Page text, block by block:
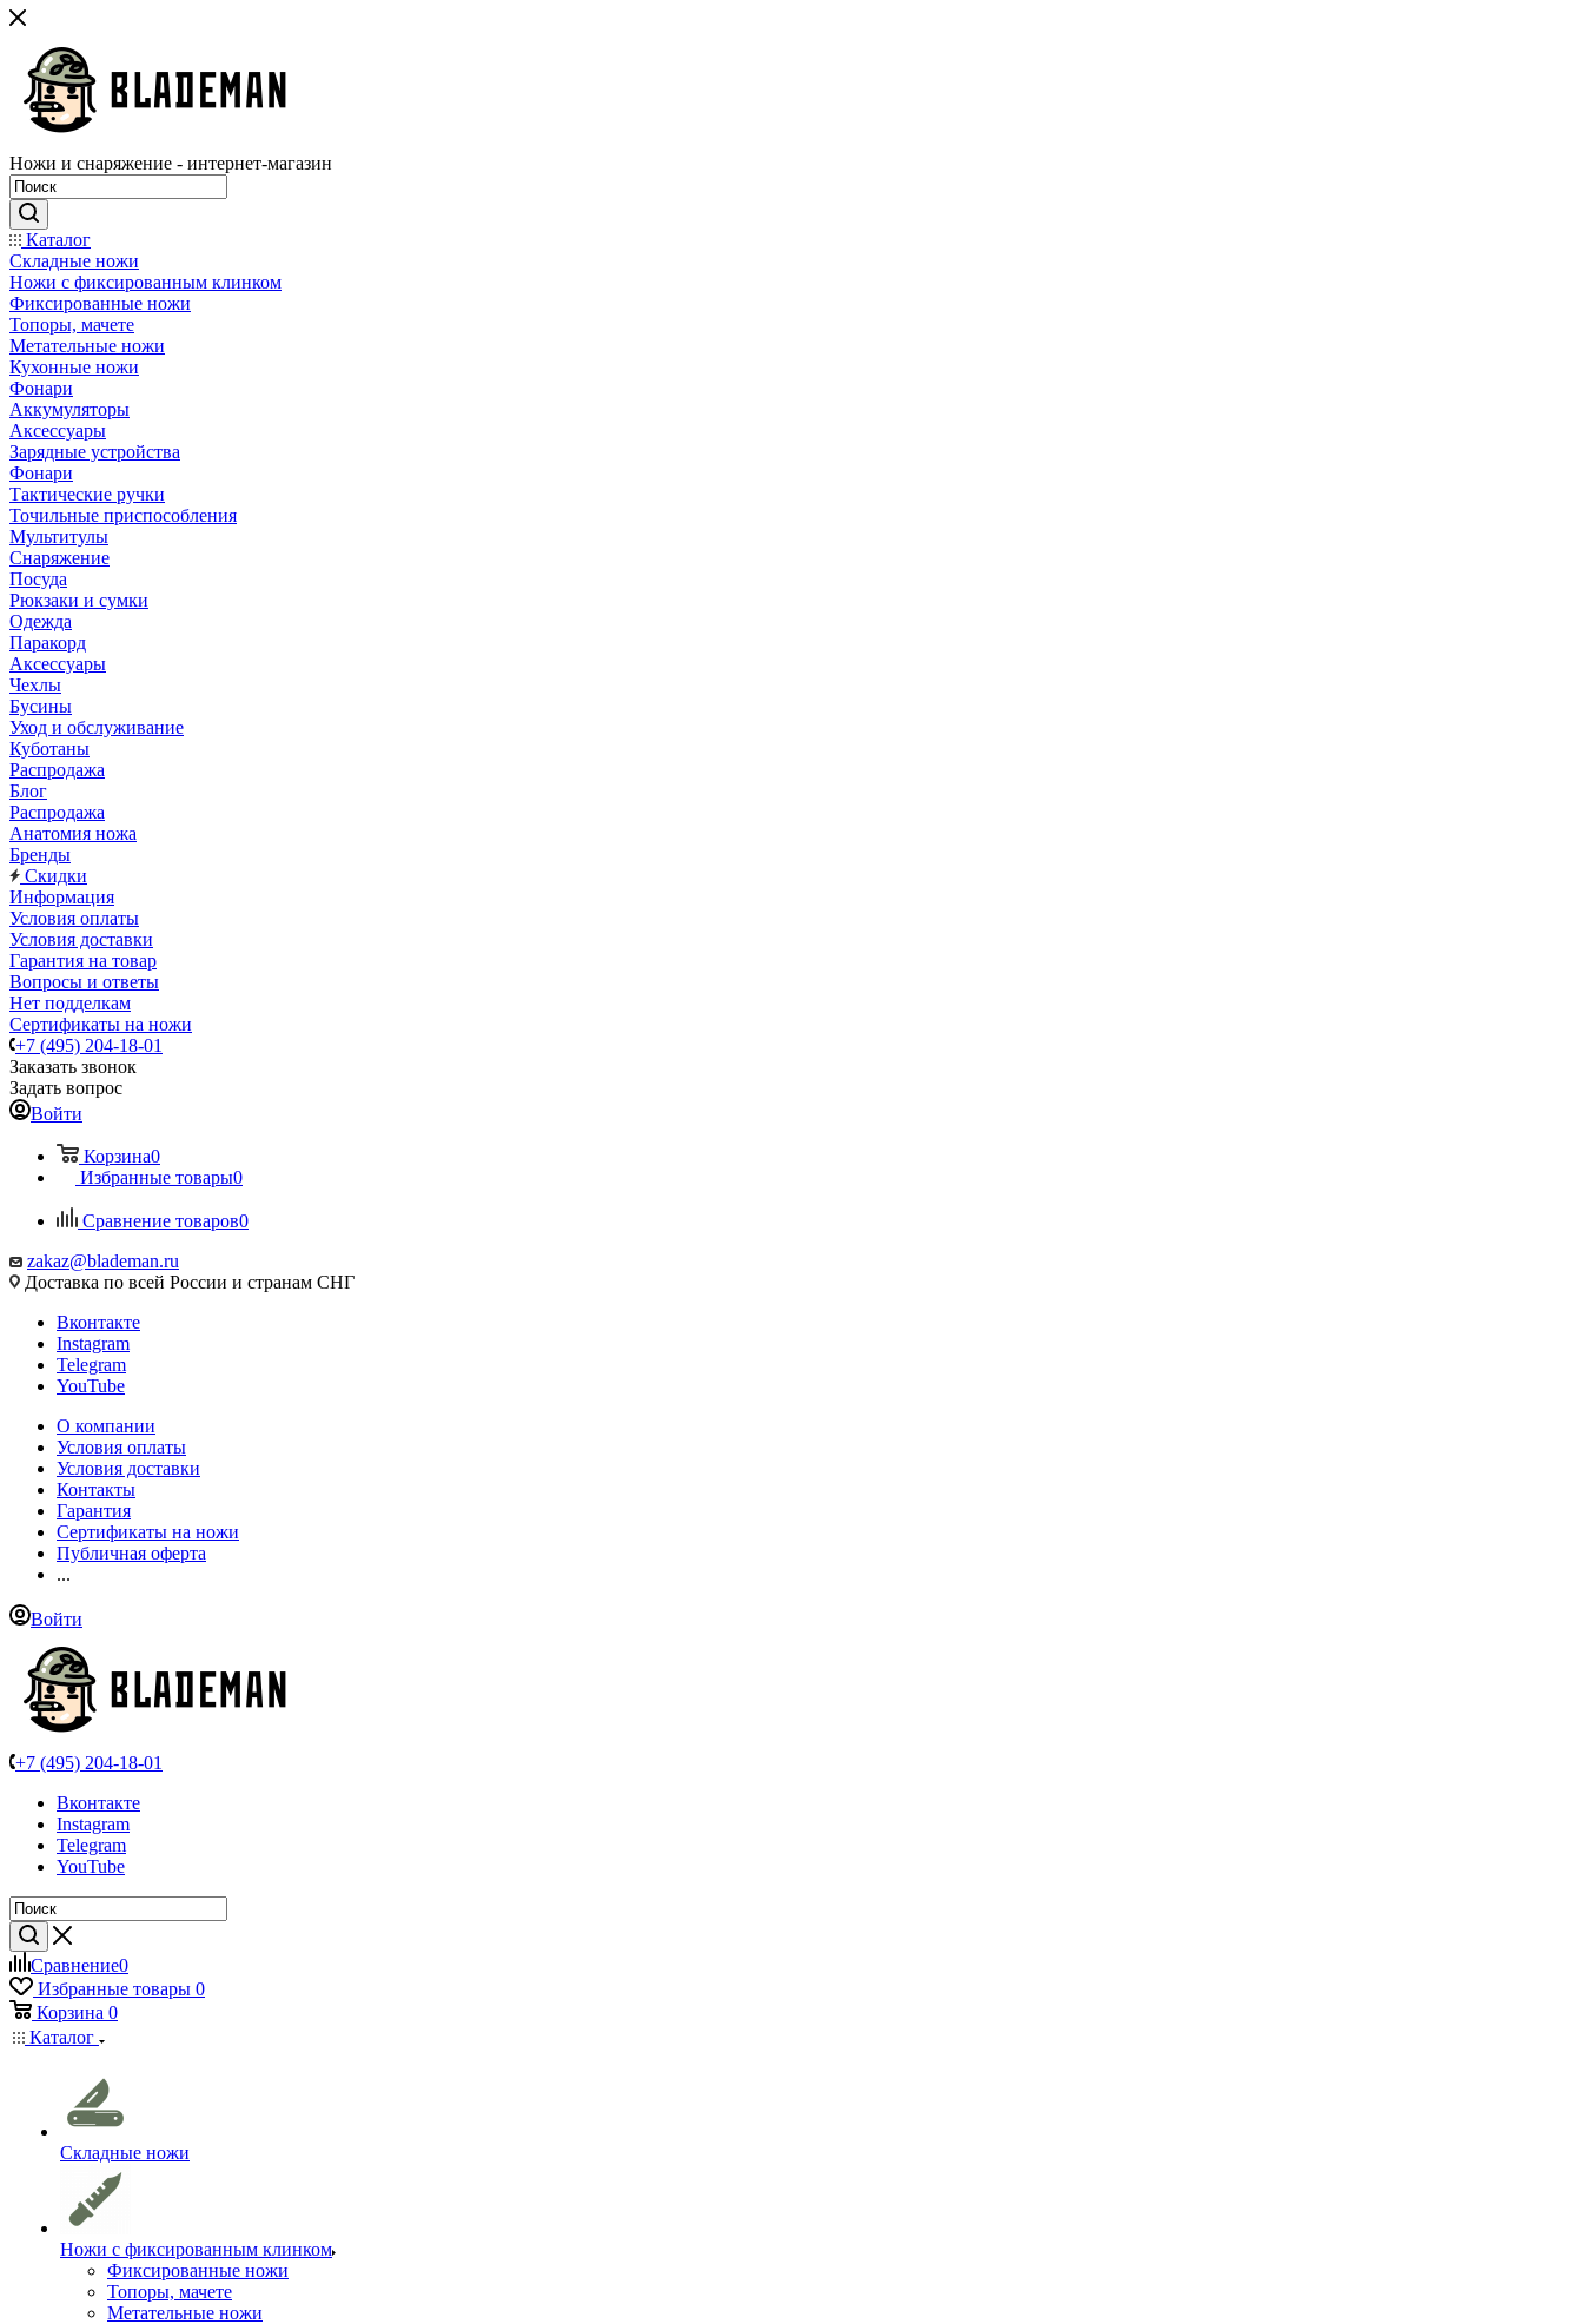
Ножи и снаряжение - интернет-магазин
Каталог
Складные ножи
Ножи с фиксированным клинком
Фиксированные ножи
Топоры, мачете
Метательные ножи
Кухонные ножи
Фонари
Аккумуляторы
Аксессуары
Зарядные устройства
Фонари
Тактические ручки
Точильные приспособления
Мультитулы
Снаряжение
Посуда
Рюкзаки и сумки
Одежда
Паракорд
Аксессуары
Чехлы
Бусины
Уход и обслуживание
Куботаны
Распродажа
Блог
Распродажа
Анатомия ножа
Бренды
Скидки
Информация
Условия оплаты
Условия доставки
Гарантия на товар
Вопросы и ответы
Нет подделкам
Сертификаты на ножи
+7 (495) 204-18-01
Заказать звонок
Задать вопрос
Войти
Корзина0
Избранные товары0
Сравнение товаров0
zakaz@blademan.ru
Доставка по всей России и странам СНГ
Вконтакте
Instagram
Telegram
YouTube
О компании
Условия оплаты
Условия доставки
Контакты
Гарантия
Сертификаты на ножи
Публичная оферта
...
Войти
+7 (495) 204-18-01
Вконтакте
Instagram
Telegram
YouTube
Сравнение0
Избранные товары 0
Корзина 0
Каталог
Складные ножи
Ножи с фиксированным клинком
Фиксированные ножи
Топоры, мачете
Метательные ножи